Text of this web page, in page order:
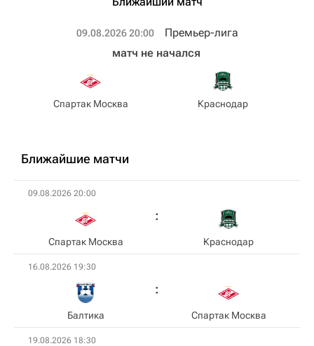
09.08.2026 20:00 Премьер-лига
Спартак Москва
матч не начался
Краснодар
Ближайшие матчи
09.08.2026 20:00
Спартак Москва Краснодар
16.08.2026 19:30
Балтика Спартак Москва
19.08.2026 18:30